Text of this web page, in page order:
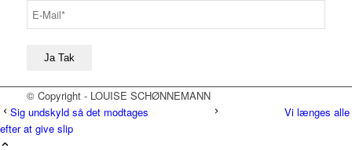
© Copyright - LOUISE SCHØNNEMANN
Sig undskyld så det modtages
Vi længes alle
efter at give slip